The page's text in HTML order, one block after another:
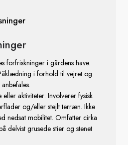
forfriskninger i gårdens have.
i forhold til vejret og
aktiviteter: Involverer fysisk
og/eller stejlt terræn. Ikke
nedsat mobilitet. Omfatter cirka
delvist grusede stier og stenet